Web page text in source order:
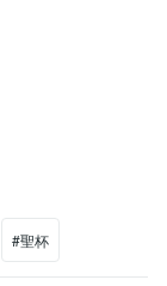
#聖杯